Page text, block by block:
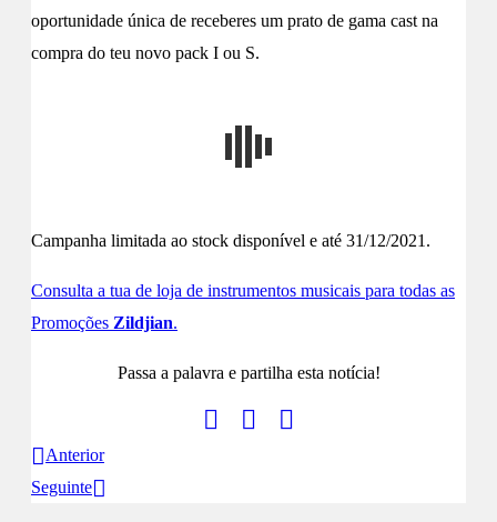
oportunidade única de receberes um prato de gama cast na
compra do teu novo pack I ou S.
Campanha limitada ao stock disponível e até 31/12/2021.
Consulta a tua de loja de instrumentos musicais para todas as
Promoções Zildjian.
Passa a palavra e partilha esta notícia!
Anterior
Seguinte